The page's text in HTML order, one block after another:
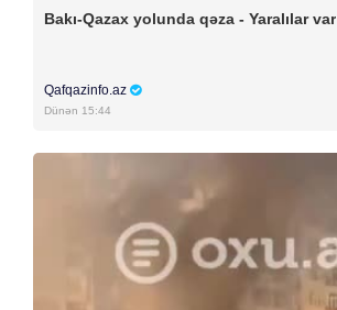
Bakı-Qazax yolunda qəza - Yaralılar var
Qafqazinfo.az
Dünən 15:44